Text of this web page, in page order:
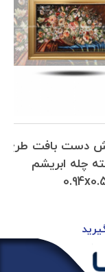
دست بافت طرح
چله ابریشم